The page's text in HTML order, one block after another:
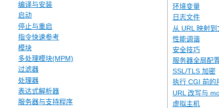
编译与安装
启动
停止与重启
指令快速参考
模块
多处理模块(MPM)
过滤器
处理器
表达式解析器
服务器与支持程序
环境变量
日志文件
从 URL 映射
性能调谐
安全技巧
服务器全局配
SSL/TLS 加密
执行 CGI 前的
URL 改写与
虚拟主机